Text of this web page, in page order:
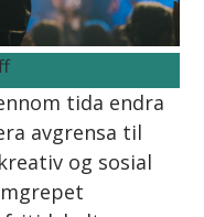
tida endra
avgrensa til
og sosial